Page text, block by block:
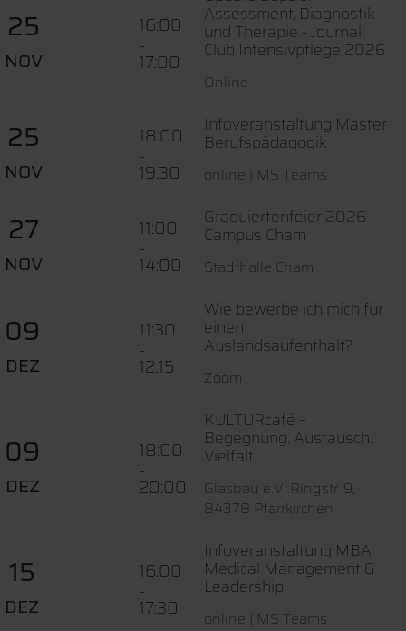
25
NOV
16:00
-
17:00
Assessment, Diagnostik
und Therapie - Journal
Club Intensivpflege 2026
Online
25
NOV
18:00
-
19:30
Infoveranstaltung Master
Berufspädagogik
online | MS Teams
27
NOV
11:00
-
14:00
Graduiertenfeier 2026
Campus Cham
Stadthalle Cham
09
DEZ
11:30
-
12:15
Wie bewerbe ich mich für
einen
Auslandsaufenthalt?
Zoom
09
DEZ
18:00
-
20:00
KULTURcafé –
Begegnung. Austausch.
Vielfalt.
Glasbau e.V. Ringstr. 9,
84378 Pfarrkirchen
15
DEZ
16:00
-
17:30
Infoveranstaltung MBA
Medical Management &
Leadership
online | MS Teams